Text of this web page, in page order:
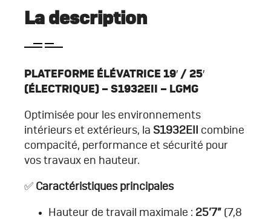
La description
PLATEFORME ÉLÉVATRICE 19′ / 25′
(ÉLECTRIQUE) – S1932EII – LGMG
Optimisée pour les environnements
intérieurs et extérieurs, la S1932EII
combine
compacité, performance et sécurité pour
vos travaux en hauteur.
✅ Caractéristiques principales
Hauteur de travail maximale : 25’7” (7,8